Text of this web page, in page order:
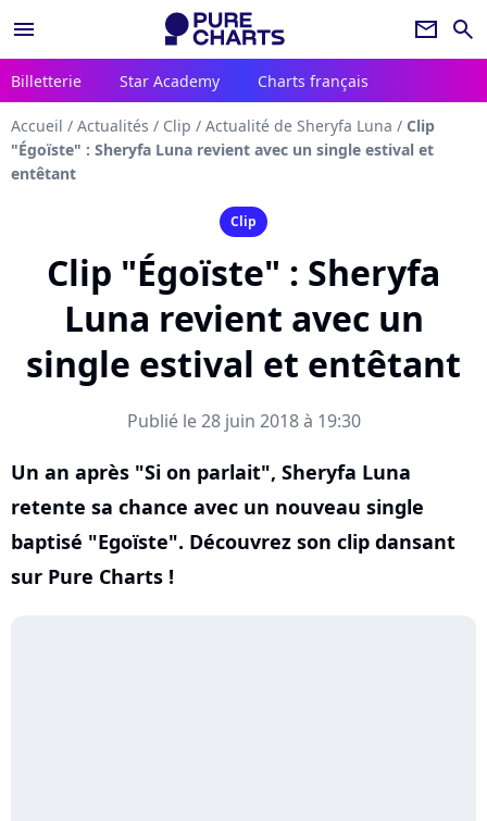
menu newsletter search
Billetterie Star Academy Charts français
Accueil / Actualités / Clip / Actualité de Sheryfa Luna / Clip
"Égoïste" : Sheryfa Luna revient avec un single estival et
entêtant
Clip
Clip "Égoïste" : Sheryfa
Luna revient avec un
single estival et entêtant
Publié le 28 juin 2018 à 19:30
Un an après "Si on parlait", Sheryfa Luna
retente sa chance avec un nouveau single
baptisé "Egoïste". Découvrez son clip dansant
sur Pure Charts !